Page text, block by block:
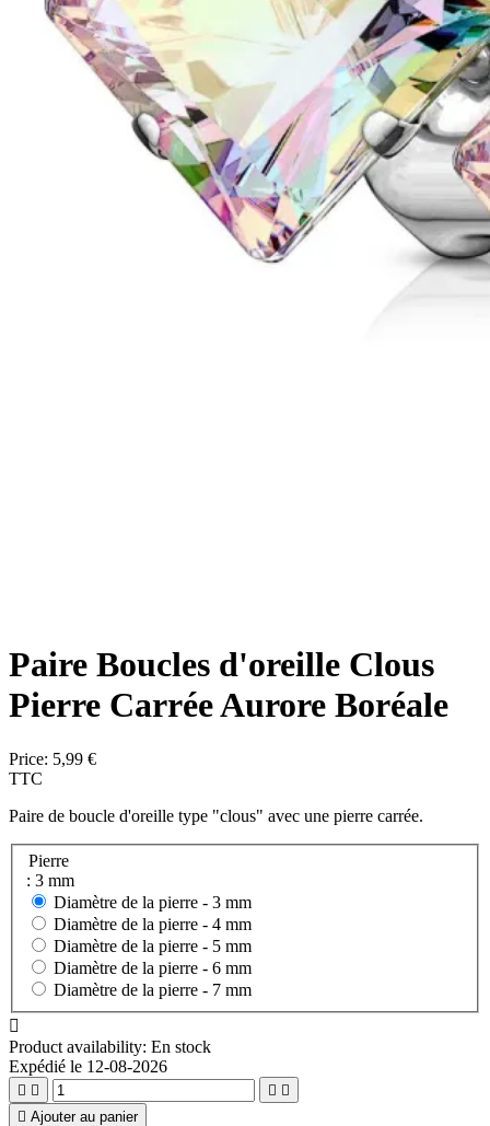
Paire Boucles d'oreille Clous
Pierre Carrée Aurore Boréale
Price: 5,99 €
TTC
Paire de boucle d'oreille type "clous" avec une pierre carrée.
Pierre
: 3 mm
Diamètre de la pierre - 3 mm
Diamètre de la pierre - 4 mm
Diamètre de la pierre - 5 mm
Diamètre de la pierre - 6 mm
Diamètre de la pierre - 7 mm

Product availability: En stock
Expédié le 12-08-2026
   
 Ajouter au panier